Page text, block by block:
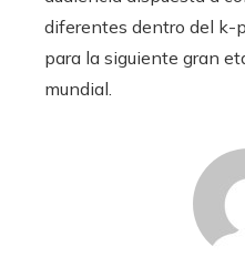
diferentes dentro del k-
para la siguiente gran
mundial.